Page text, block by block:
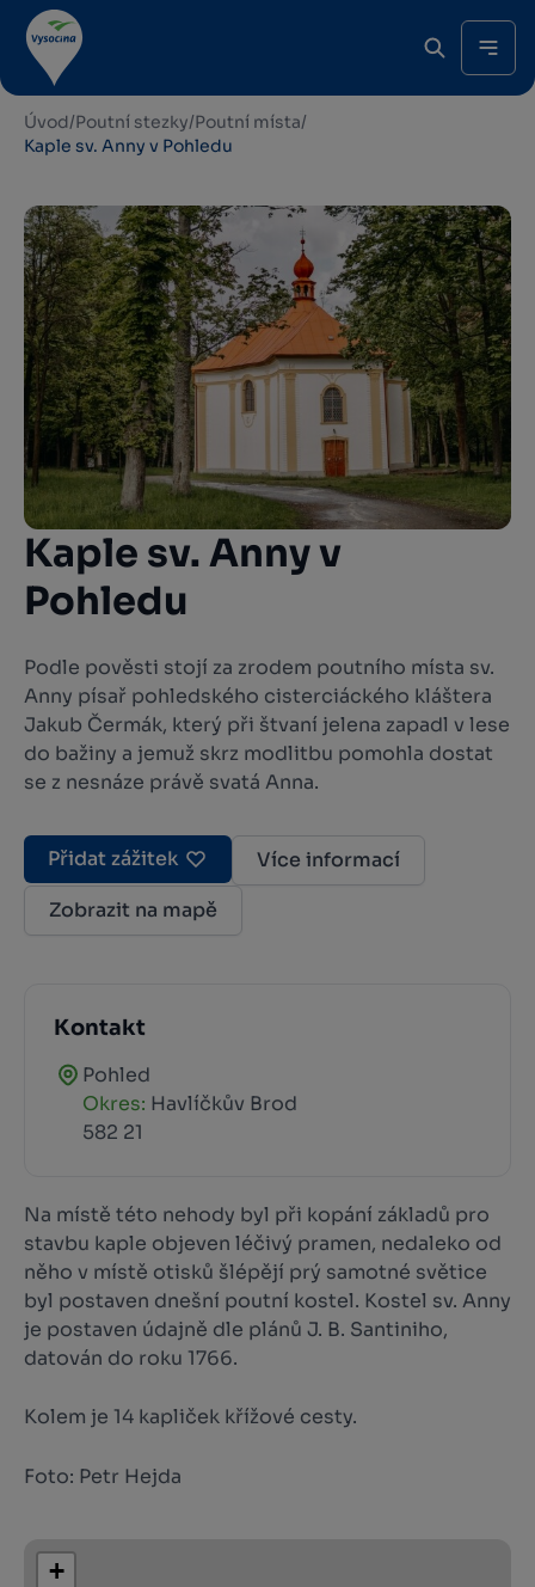
Úvod/Poutní stezky/Poutní místa/
Kaple sv. Anny v Pohledu
Kaple sv. Anny v
Pohledu
Podle pověsti stojí za zrodem poutního místa sv.
Anny písař pohledského cisterciáckého kláštera
Jakub Čermák, který při štvaní jelena zapadl v lese
do bažiny a jemuž skrz modlitbu pomohla dostat
se z nesnáze právě svatá Anna.
Přidat zážitek
Více informací
Zobrazit na mapě
Kontakt
Pohled
Okres: Havlíčkův Brod
582 21
Na místě této nehody byl při kopání základů pro
stavbu kaple objeven léčivý pramen, nedaleko od
něho v místě otisků šlépějí prý samotné světice
byl postaven dnešní poutní kostel. Kostel sv. Anny
je postaven údajně dle plánů J. B. Santiniho,
datován do roku 1766.
Kolem je 14 kapliček křížové cesty.
Foto: Petr Hejda
+